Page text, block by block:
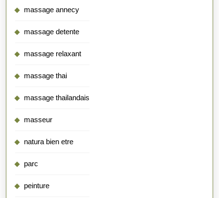
massage annecy
massage detente
massage relaxant
massage thai
massage thailandais
masseur
natura bien etre
parc
peinture